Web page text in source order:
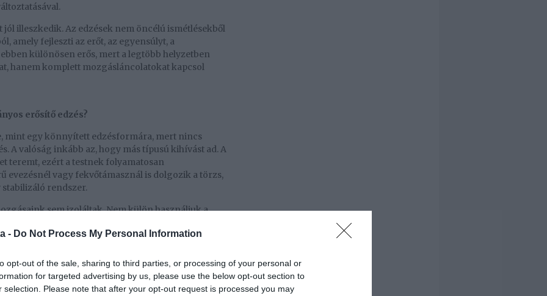
- Do Not Process My Personal Information
opt-out of the sale, sharing to third parties, or processing of your personal or
for targeted advertising by us, please use the below opt-out section to
selection. Please note that after your opt-out request is processed you may
illeszkedik. Az edzések nem öncélú ismétlésekből
amely fejleszti az erőt, az egyensúlyt, a
különösen erős, mert a legtöbb helyzetben
hanem komplett mozgásláncolatokat kapcsol
erősítő edzés?
mint egy könnyített edzésformára, mert nincs
A valóság inkább az, hogy más típusú kihívást ad. A
teremt, ezért a testnek folyamatosan
evezésnél vagy fekvőtámasznál is dolgozik a törzs,
stabilizáló rendszer.
sem izoláltak. Nem külön használjuk a
összehangoltan. A TRX ezt az együttműködést
nem csak erősebbek lesznek, hanem
és a testtartásuk is látványosan változik.